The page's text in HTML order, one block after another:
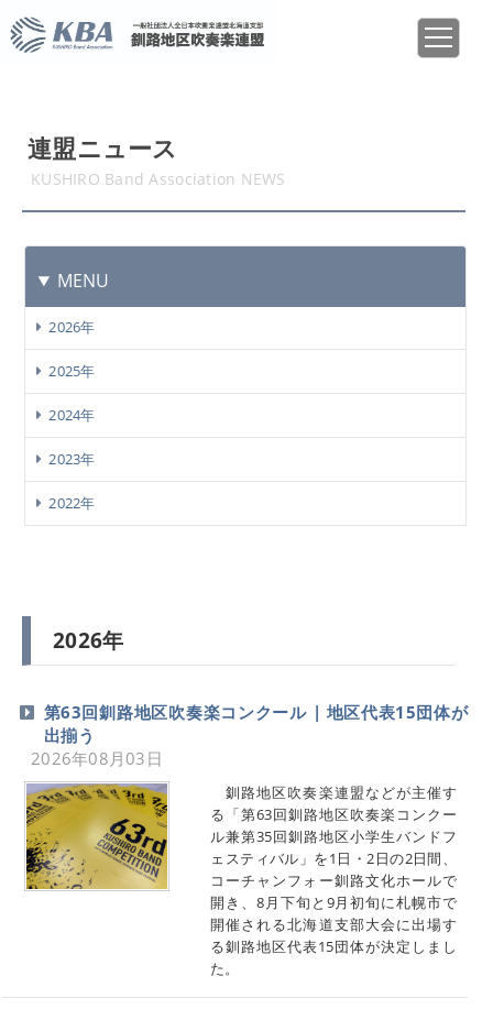
連盟ニュース
KUSHIRO Band Association NEWS
MENU
2026年
2025年
2024年
2023年
2022年
2026年
第63回釧路地区吹奏楽コンクール | 地区代表15団体が
出揃う
2026年08月03日
釧路地区吹奏楽連盟などが主催す
る「第63回釧路地区吹奏楽コンクー
ル兼第35回釧路地区小学生バンドフ
ェスティバル」を1日・2日の2日間、
コーチャンフォー釧路文化ホールで
開き、8月下旬と9月初旬に札幌市で
開催される北海道支部大会に出場す
る釧路地区代表15団体が決定しまし
た。